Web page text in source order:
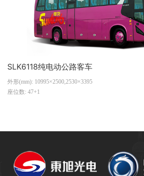
SLK6118纯电动公路客车
外形(mm): 10995×2500,2530×3395
座位数: 47+1